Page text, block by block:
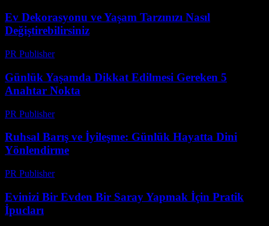
Ev Dekorasyonu ve Yaşam Tarzınızı Nasıl
Değiştirebilirsiniz
PR Publisher-
Günlük Yaşamda Dikkat Edilmesi Gereken 5
Anahtar Nokta
PR Publisher-
Ruhsal Barış ve İyileşme: Günlük Hayatta Dini
Yönlendirme
PR Publisher-
Evinizi Bir Evden Bir Saray Yapmak İçin Pratik
İpucları